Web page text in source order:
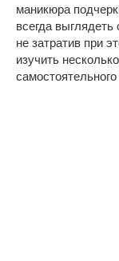
маникюра
всегда выглядеть
не затратив при
изучить